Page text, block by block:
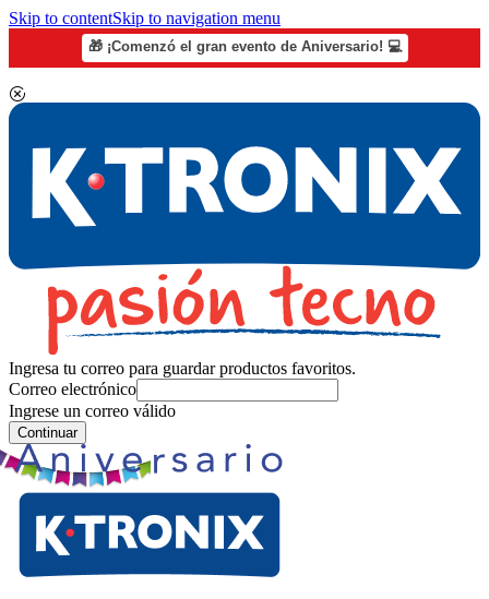
Skip to contentSkip to navigation menu
🎁 ¡Comenzó el gran evento de Aniversario! 💻
Ingresa tu correo para guardar productos favoritos.
Correo electrónico
Ingrese un correo válido
Continuar